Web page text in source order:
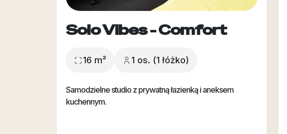
Solo Vibes - Comfort
16 m² 1 os. (1 łóżko)
Samodzielne studio z prywatną łazienką i aneksem
kuchennym.